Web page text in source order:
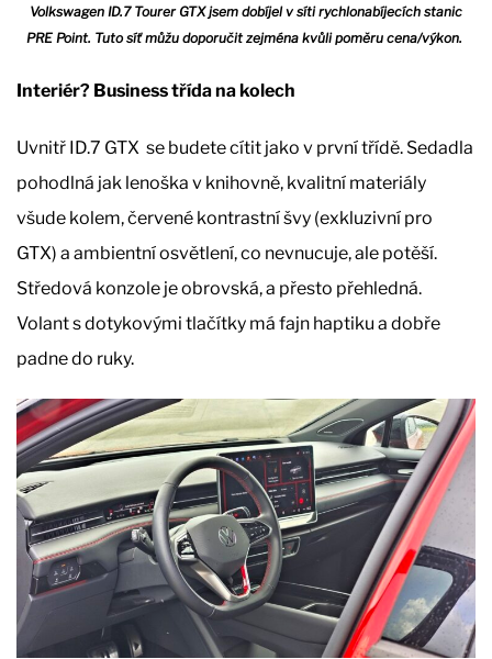
Volkswagen ID.7 Tourer GTX jsem dobíjel v síti rychlonabíjecích stanic
PRE Point. Tuto síť můžu doporučit zejména kvůli poměru cena/výkon.
Interiér? Business třída na kolech
Uvnitř ID.7 GTX se budete cítit jako v první třídě. Sedadla
pohodlná jak lenoška v knihovně, kvalitní materiály
všude kolem, červené kontrastní švy (exkluzivní pro
GTX) a ambientní osvětlení, co nevnucuje, ale potěší.
Středová konzole je obrovská, a přesto přehledná.
Volant s dotykovými tlačítky má fajn haptiku a dobře
padne do ruky.